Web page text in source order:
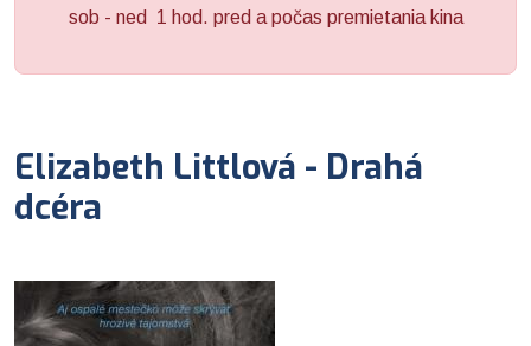
sob - ned 1 hod. pred a počas premietania kina
Elizabeth Littlová - Drahá
dcéra